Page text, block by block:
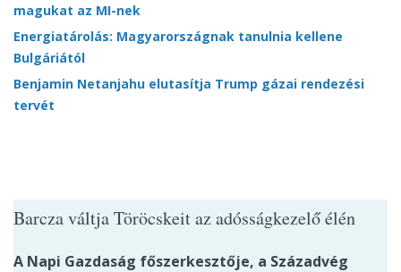
magukat az MI-nek
Energiatárolás: Magyarországnak tanulnia kellene
Bulgáriától
Benjamin Netanjahu elutasítja Trump gázai rendezési
tervét
Barcza váltja Töröcskeit az adósságkezelő élén
A Napi Gazdaság főszerkesztője, a Századvég